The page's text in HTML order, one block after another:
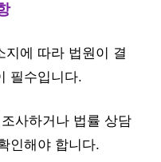
지에 따라 법원이 결
필수입니다.
사하거나 법률 상담
인해야 합니다.